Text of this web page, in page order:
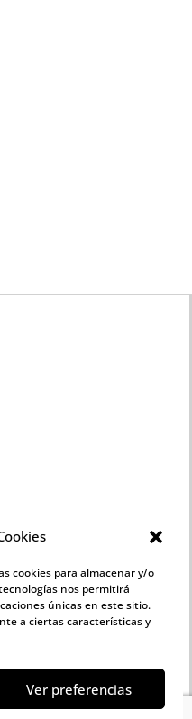
cookies para almacenar y/o
nos permitirá
únicas en este sitio.
a ciertas características y
Ver preferencias